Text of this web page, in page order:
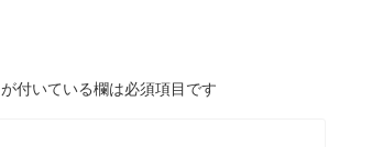
が付いている欄は必須項目です